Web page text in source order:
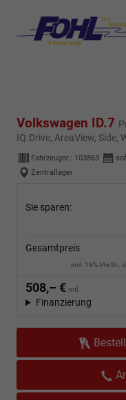
Volkswagen ID.7
IQ.Drive, AreaView, Side,
Fahrzeugnr.: 103863
Zentrallager
Sie sparen:
Gesamtpreis
incl. 19% MwSt.,
508,– € mtl.
Finanzierung